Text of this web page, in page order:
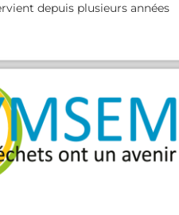
depuis plusieurs années